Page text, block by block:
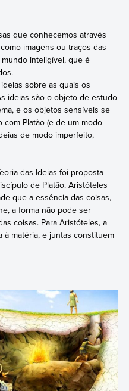
que conhecemos através
imagens ou traços das
inteligível, que é
sobre as quais os
ideias são o objeto de estudo
e os objetos sensíveis se
Platão (e de um modo
de modo imperfeito,
das Ideias foi proposta
de Platão. Aristóteles
que a essência das coisas,
a forma não pode ser
coisas. Para Aristóteles, a
matéria, e juntas constituem